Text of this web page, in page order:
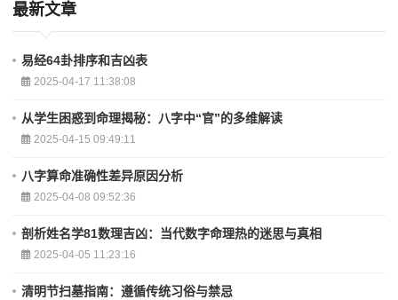
最新文章
易经64卦排序和吉凶表
2025-04-17 11:38:08
从学生困惑到命理揭秘：八字中“官”的多维解读
2025-04-15 09:49:11
八字算命准确性差异原因分析
2025-04-08 09:52:36
剖析姓名学81数理吉凶：当代数字命理热的迷思与真相
2025-04-05 11:23:16
清明节扫墓指南：遵循传统习俗与禁忌